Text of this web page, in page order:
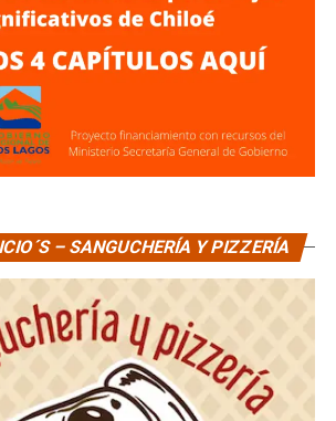
– SANGUCHERÍA Y PIZZERÍA